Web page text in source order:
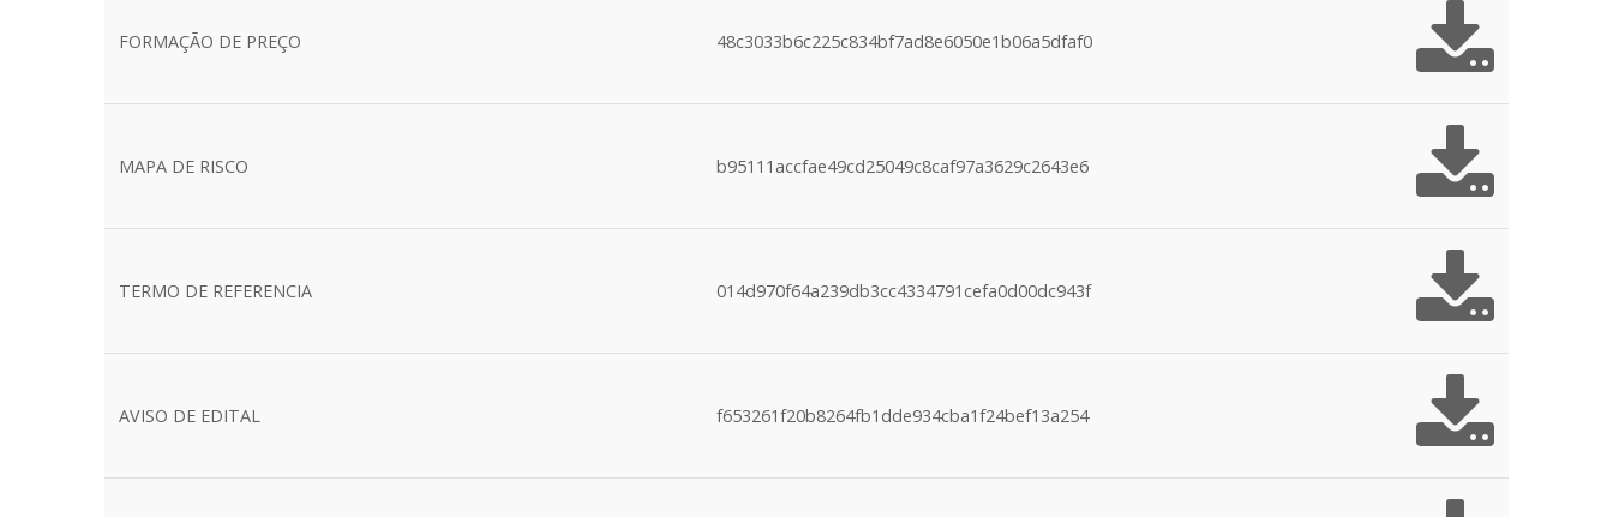
FORMAÇÃO DE PREÇO 48c3033b6c225c834bf7ad8e6050e1b06a5dfaf0
MAPA DE RISCO b95111accfae49cd25049c8caf97a3629c2643e6
TERMO DE REFERENCIA 014d970f64a239db3cc4334791cefa0d00dc943f
AVISO DE EDITAL f653261f20b8264fb1dde934cba1f24bef13a254